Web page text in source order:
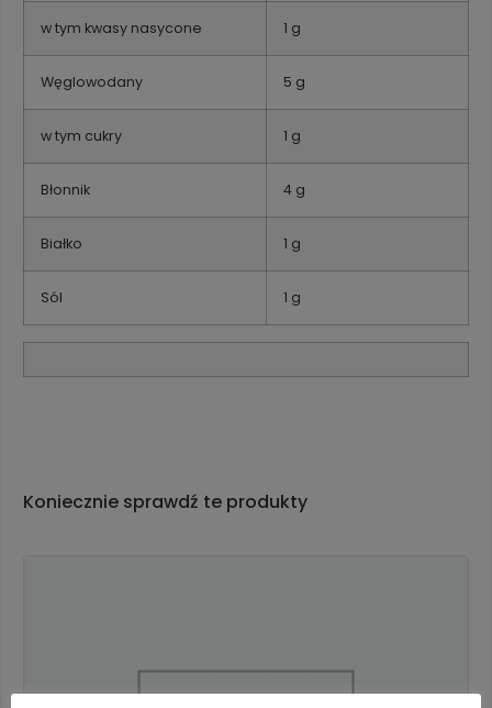
w tym kwasy nasycone 1 g
Węglowodany 5 g
w tym cukry 1 g
Błonnik 4 g
Białko 1 g
Sól 1 g
Koniecznie sprawdź te produkty